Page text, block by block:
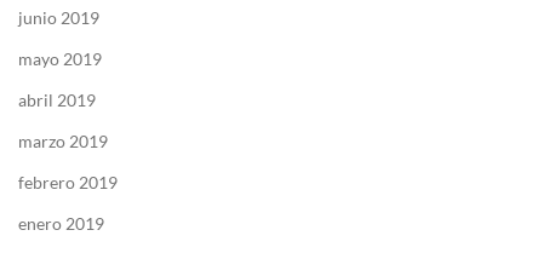
junio 2019
mayo 2019
abril 2019
marzo 2019
febrero 2019
enero 2019